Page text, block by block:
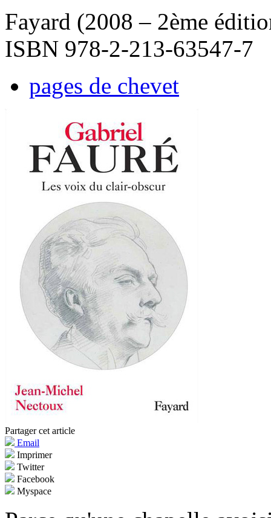
Fayard (2008 – 2ème
ISBN 978-2-213-63547-7
pages de chevet
Partager cet article
Email
Imprimer
Twitter
Facebook
Myspace